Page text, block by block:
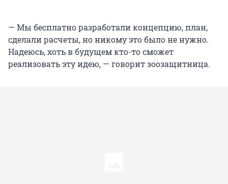
— Мы бесплатно разработали концепцию, план,
сделали расчеты, но никому это было не нужно.
Надеюсь, хоть в будущем кто-то сможет
реализовать эту идею, — говорит зоозащитница.